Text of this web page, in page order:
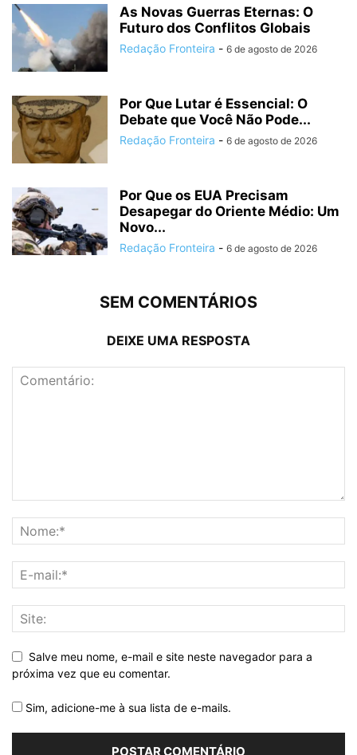
As Novas Guerras Eternas: O
Futuro dos Conflitos Globais
Redação Fronteira - 6 de agosto de 2026
Por Que Lutar é Essencial: O
Debate que Você Não Pode...
Redação Fronteira - 6 de agosto de 2026
Por Que os EUA Precisam
Desapegar do Oriente Médio: Um
Novo...
Redação Fronteira - 6 de agosto de 2026
SEM COMENTÁRIOS
DEIXE UMA RESPOSTA
Salve meu nome, e-mail e site neste navegador para a
próxima vez que eu comentar.
Sim, adicione-me à sua lista de e-mails.